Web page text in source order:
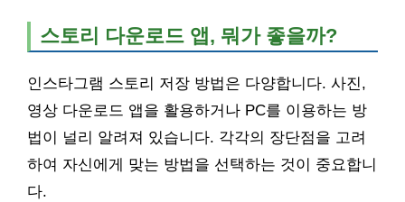
스토리 다운로드 앱, 뭐가 좋을까?
인스타그램 스토리 저장 방법은 다양합니다. 사진,
영상 다운로드 앱을 활용하거나 PC를 이용하는 방
법이 널리 알려져 있습니다. 각각의 장단점을 고려
하여 자신에게 맞는 방법을 선택하는 것이 중요합니
다.